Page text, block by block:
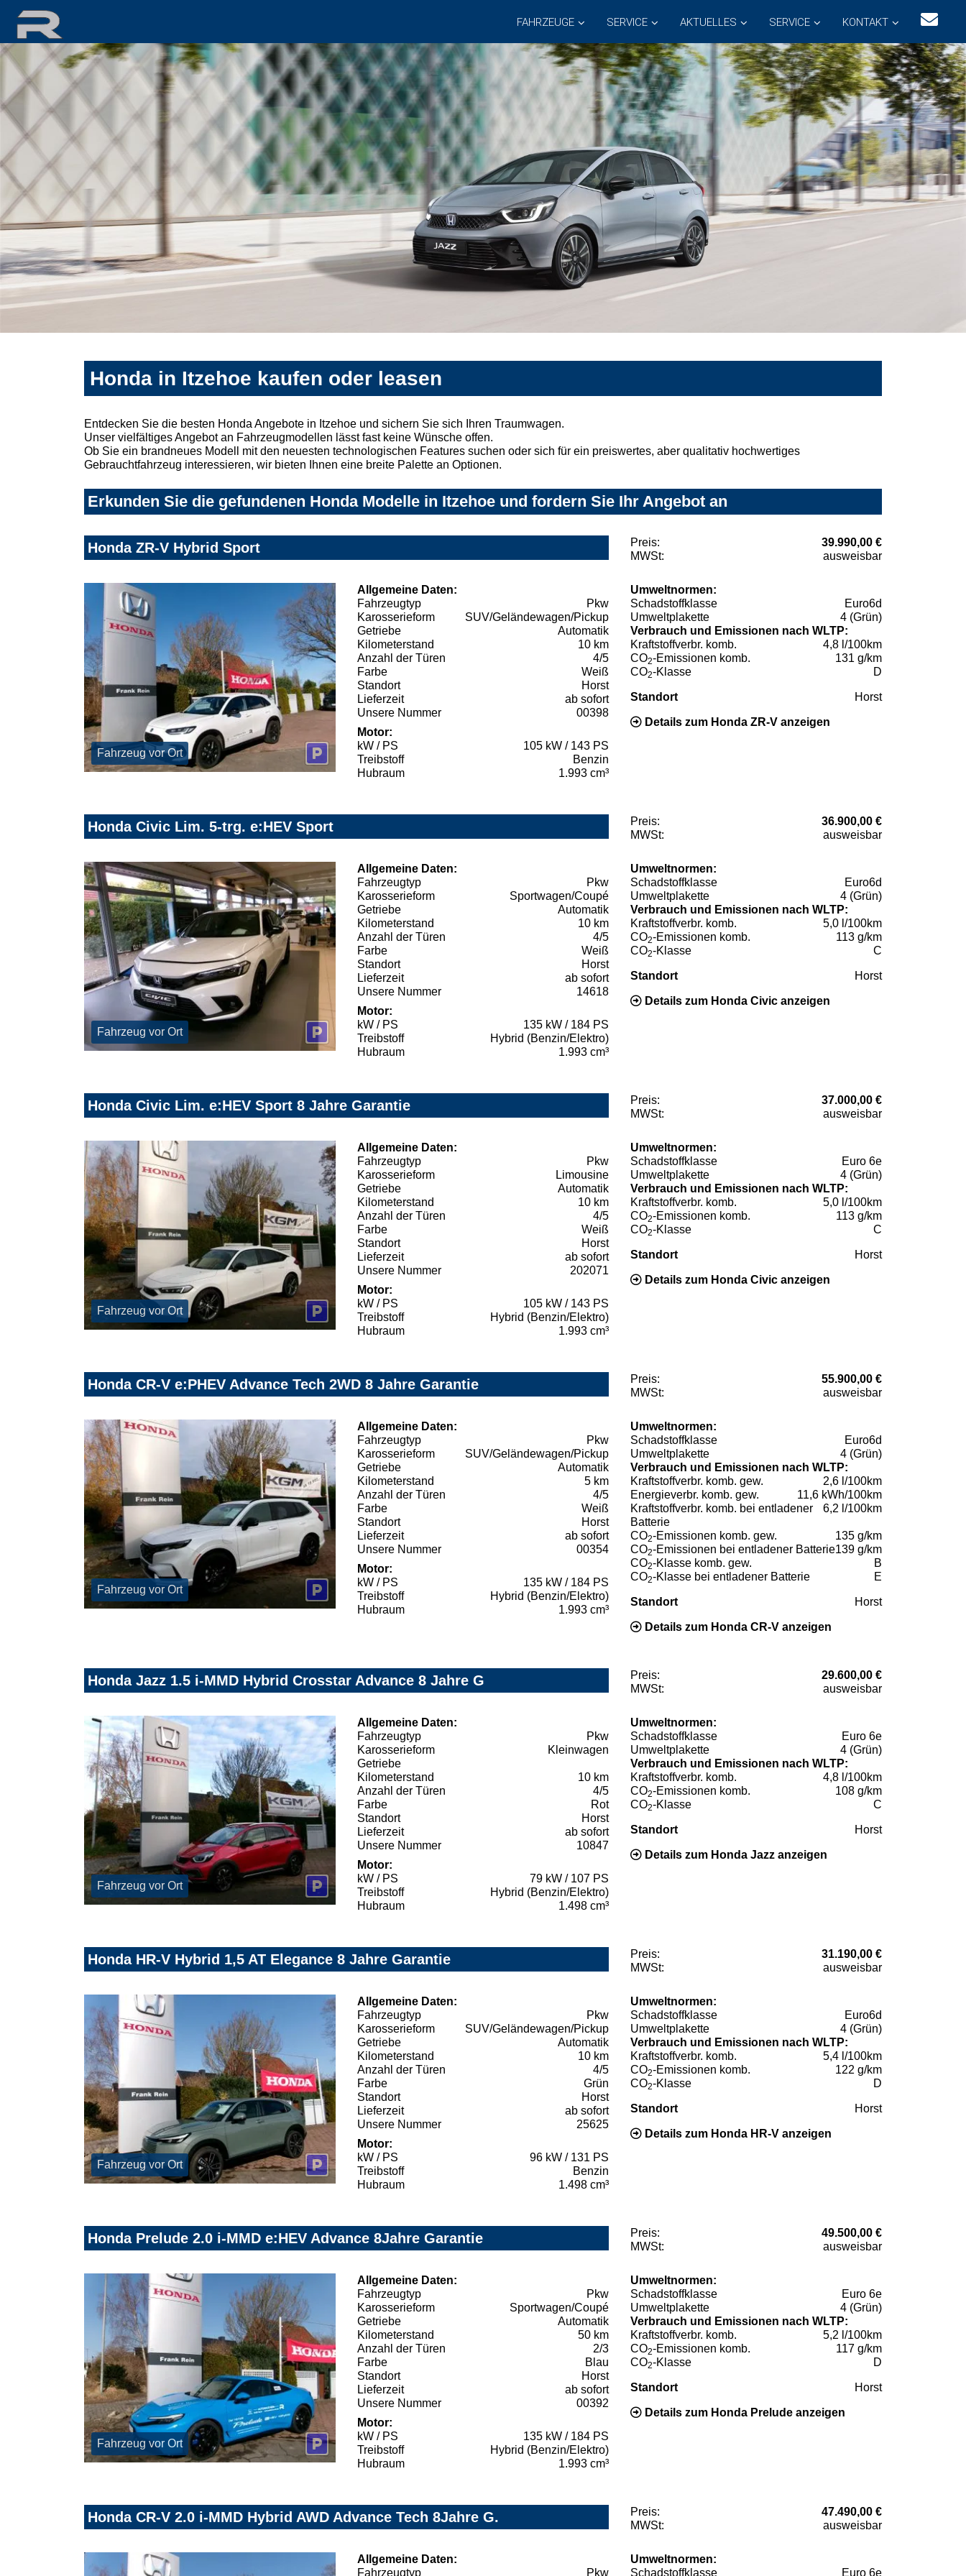
FAHRZEUGE SERVICE AKTUELLES SERVICE KONTAKT
Honda in Itzehoe kaufen oder leasen
Entdecken Sie die besten Honda Angebote in Itzehoe und sichern Sie sich Ihren Traumwagen.
Unser vielfältiges Angebot an Fahrzeugmodellen lässt fast keine Wünsche offen.
Ob Sie ein brandneues Modell mit den neuesten technologischen Features suchen oder sich für ein preiswertes, aber qualitativ hochwertiges
Gebrauchtfahrzeug interessieren, wir bieten Ihnen eine breite Palette an Optionen.
Erkunden Sie die gefundenen Honda Modelle in Itzehoe und fordern Sie Ihr Angebot an
Honda ZR-V Hybrid Sport Preis:
39.990,00 €
MWSt:
ausweisbar
Fahrzeug vor Ort
Allgemeine Daten:
Fahrzeugtyp
Pkw
Karosserieform
SUV/Geländewagen/Pickup
Getriebe
Automatik
Kilometerstand
10 km
Anzahl der Türen
4/5
Farbe
Weiß
Standort
Horst
Lieferzeit
ab sofort
Unsere Nummer
00398
Motor:
kW / PS
105 kW / 143 PS
Treibstoff
Benzin
Hubraum
1.993 cm³
Umweltnormen:
Schadstoffklasse
Euro6d
Umweltplakette
4 (Grün)
Verbrauch und Emissionen nach WLTP:
Kraftstoffverbr. komb.
4,8 l/100km
CO2-Emissionen komb.
131 g/km
CO2-Klasse D
Standort Horst
Details zum Honda ZR-V anzeigen
Honda Civic Lim. 5-trg. e:HEV Sport Preis:
36.900,00 €
MWSt:
ausweisbar
Fahrzeug vor Ort
Allgemeine Daten:
Fahrzeugtyp
Pkw
Karosserieform
Sportwagen/Coupé
Getriebe
Automatik
Kilometerstand
10 km
Anzahl der Türen
4/5
Farbe
Weiß
Standort
Horst
Lieferzeit
ab sofort
Unsere Nummer
14618
Motor:
kW / PS
135 kW / 184 PS
Treibstoff
Hybrid (Benzin/Elektro)
Hubraum
1.993 cm³
Umweltnormen:
Schadstoffklasse
Euro6d
Umweltplakette
4 (Grün)
Verbrauch und Emissionen nach WLTP:
Kraftstoffverbr. komb.
5,0 l/100km
CO2-Emissionen komb.
113 g/km
CO2-Klasse C
Standort Horst
Details zum Honda Civic anzeigen
Honda Civic Lim. e:HEV Sport 8 Jahre Garantie Preis:
37.000,00 €
MWSt:
ausweisbar
Fahrzeug vor Ort
Allgemeine Daten:
Fahrzeugtyp
Pkw
Karosserieform
Limousine
Getriebe
Automatik
Kilometerstand
10 km
Anzahl der Türen
4/5
Farbe
Weiß
Standort
Horst
Lieferzeit
ab sofort
Unsere Nummer
202071
Motor:
kW / PS
105 kW / 143 PS
Treibstoff
Hybrid (Benzin/Elektro)
Hubraum
1.993 cm³
Umweltnormen:
Schadstoffklasse
Euro 6e
Umweltplakette
4 (Grün)
Verbrauch und Emissionen nach WLTP:
Kraftstoffverbr. komb.
5,0 l/100km
CO2-Emissionen komb.
113 g/km
CO2-Klasse C
Standort Horst
Details zum Honda Civic anzeigen
Honda CR-V e:PHEV Advance Tech 2WD 8 Jahre Garantie Preis:
55.900,00 €
MWSt:
ausweisbar
Fahrzeug vor Ort
Allgemeine Daten:
Fahrzeugtyp
Pkw
Karosserieform
SUV/Geländewagen/Pickup
Getriebe
Automatik
Kilometerstand
5 km
Anzahl der Türen
4/5
Farbe
Weiß
Standort
Horst
Lieferzeit
ab sofort
Unsere Nummer
00354
Motor:
kW / PS
135 kW / 184 PS
Treibstoff
Hybrid (Benzin/Elektro)
Hubraum
1.993 cm³
Umweltnormen:
Schadstoffklasse
Euro6d
Umweltplakette
4 (Grün)
Verbrauch und Emissionen nach WLTP:
Kraftstoffverbr. komb. gew.
2,6 l/100km
Energieverbr. komb. gew.
11,6 kWh/100km
Kraftstoffverbr. komb. bei entladener
Batterie
6,2 l/100km
CO2-Emissionen komb. gew.
135 g/km
CO2-Emissionen bei entladener Batterie139 g/km
CO2-Klasse komb. gew.
B
CO2-Klasse bei entladener Batterie E
Standort Horst
Details zum Honda CR-V anzeigen
Honda Jazz 1.5 i-MMD Hybrid Crosstar Advance 8 Jahre G Preis:
29.600,00 €
MWSt:
ausweisbar
Fahrzeug vor Ort
Allgemeine Daten:
Fahrzeugtyp
Pkw
Karosserieform
Kleinwagen
Getriebe
Kilometerstand
10 km
Anzahl der Türen
4/5
Farbe
Rot
Standort
Horst
Lieferzeit
ab sofort
Unsere Nummer
10847
Motor:
kW / PS
79 kW / 107 PS
Treibstoff
Hybrid (Benzin/Elektro)
Hubraum
1.498 cm³
Umweltnormen:
Schadstoffklasse
Euro 6e
Umweltplakette
4 (Grün)
Verbrauch und Emissionen nach WLTP:
Kraftstoffverbr. komb.
4,8 l/100km
CO2-Emissionen komb.
108 g/km
CO2-Klasse C
Standort Horst
Details zum Honda Jazz anzeigen
Honda HR-V Hybrid 1,5 AT Elegance 8 Jahre Garantie Preis:
31.190,00 €
MWSt:
ausweisbar
Fahrzeug vor Ort
Allgemeine Daten:
Fahrzeugtyp
Pkw
Karosserieform
SUV/Geländewagen/Pickup
Getriebe
Automatik
Kilometerstand
10 km
Anzahl der Türen
4/5
Farbe
Grün
Standort
Horst
Lieferzeit
ab sofort
Unsere Nummer
25625
Motor:
kW / PS
96 kW / 131 PS
Treibstoff
Benzin
Hubraum
1.498 cm³
Umweltnormen:
Schadstoffklasse
Euro6d
Umweltplakette
4 (Grün)
Verbrauch und Emissionen nach WLTP:
Kraftstoffverbr. komb.
5,4 l/100km
CO2-Emissionen komb.
122 g/km
CO2-Klasse D
Standort Horst
Details zum Honda HR-V anzeigen
Honda Prelude 2.0 i-MMD e:HEV Advance 8Jahre Garantie Preis:
49.500,00 €
MWSt:
ausweisbar
Fahrzeug vor Ort
Allgemeine Daten:
Fahrzeugtyp
Pkw
Karosserieform
Sportwagen/Coupé
Getriebe
Automatik
Kilometerstand
50 km
Anzahl der Türen
2/3
Farbe
Blau
Standort
Horst
Lieferzeit
ab sofort
Unsere Nummer
00392
Motor:
kW / PS
135 kW / 184 PS
Treibstoff
Hybrid (Benzin/Elektro)
Hubraum
1.993 cm³
Umweltnormen:
Schadstoffklasse
Euro 6e
Umweltplakette
4 (Grün)
Verbrauch und Emissionen nach WLTP:
Kraftstoffverbr. komb.
5,2 l/100km
CO2-Emissionen komb.
117 g/km
CO2-Klasse D
Standort Horst
Details zum Honda Prelude anzeigen
Honda CR-V 2.0 i-MMD Hybrid AWD Advance Tech 8Jahre G. Preis:
47.490,00 €
MWSt:
ausweisbar
Allgemeine Daten:
Fahrzeugtyp
Pkw
Umweltnormen:
Schadstoffklasse
Euro 6e